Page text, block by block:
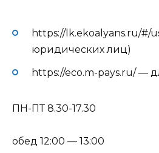
https://lk.ekoalyans.ru/#/
юридических лиц)
https://eco.m-pays.ru/ —
ПН-ПТ 8.30-17.30
обед 12:00 — 13:00